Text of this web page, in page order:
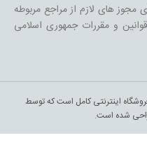
های لازم از مراجع مربوطه
و مقررات جمهوری اسلامی
اینترنتی کامل است که توسط
شده است.